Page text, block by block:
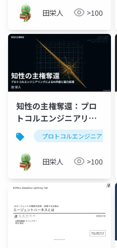
田栄人 >100
知性の主権奪還：プロ
トコルエンジニアリン
グによるAI共創と脳力
拡張
プロトコルエンジニアリング
田栄人 >100